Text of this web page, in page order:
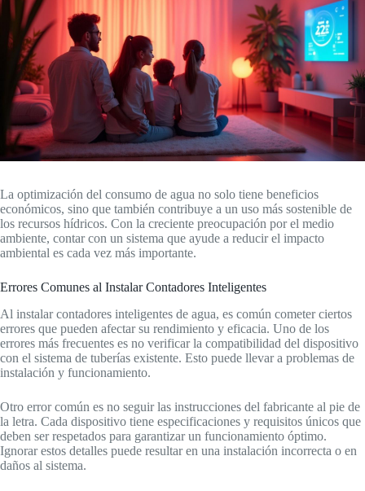
La optimización del consumo de agua no solo tiene beneficios
económicos, sino que también contribuye a un uso más sostenible de
los recursos hídricos. Con la creciente preocupación por el medio
ambiente, contar con un sistema que ayude a reducir el impacto
ambiental es cada vez más importante.
Errores Comunes al Instalar Contadores Inteligentes
Al instalar contadores inteligentes de agua, es común cometer ciertos
errores que pueden afectar su rendimiento y eficacia. Uno de los
errores más frecuentes es no verificar la compatibilidad del dispositivo
con el sistema de tuberías existente. Esto puede llevar a problemas de
instalación y funcionamiento.
Otro error común es no seguir las instrucciones del fabricante al pie de
la letra. Cada dispositivo tiene especificaciones y requisitos únicos que
deben ser respetados para garantizar un funcionamiento óptimo.
Ignorar estos detalles puede resultar en una instalación incorrecta o en
daños al sistema.